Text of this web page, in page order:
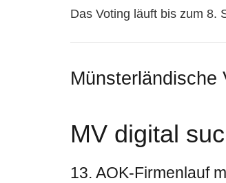
Das Voting läuft bis zum 8.
Münsterländische
MV digital
13. AOK-Firmenlauf